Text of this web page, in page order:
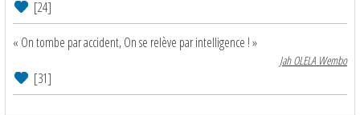
[24]
« On tombe par accident, On se relève par intelligence ! »
Jah OLELA Wembo
[31]